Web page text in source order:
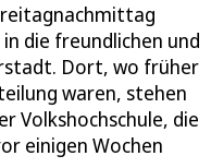
die freundlichen und
Dort, wo früher
waren, stehen
Volkshochschule, die
einigen Wochen